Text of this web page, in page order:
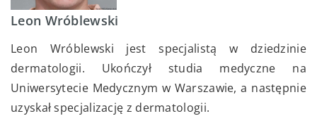
Leon Wróblewski
Leon Wróblewski jest specjalistą w dziedzinie
dermatologii. Ukończył studia medyczne na
Uniwersytecie Medycznym w Warszawie, a następnie
uzyskał specjalizację z dermatologii.